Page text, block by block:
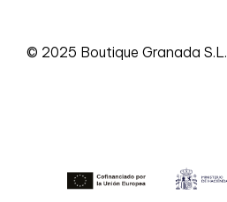
© 2025 Boutique Granada S.L.